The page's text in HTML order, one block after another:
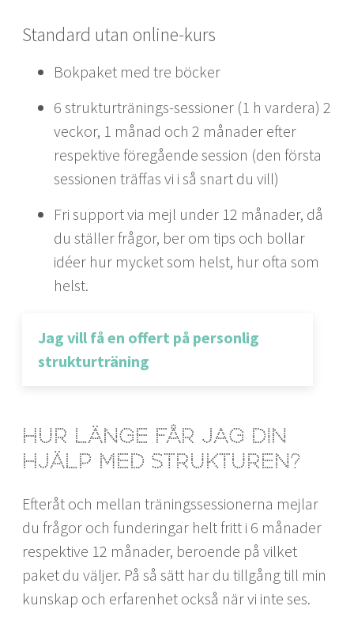
Standard utan online-kurs
Bokpaket med tre böcker
6 strukturtränings-sessioner (1 h vardera) 2
veckor, 1 månad och 2 månader efter
respektive föregående session (den första
sessionen träffas vi i så snart du vill)
Fri support via mejl under 12 månader, då
du ställer frågor, ber om tips och bollar
idéer hur mycket som helst, hur ofta som
helst.
Jag vill få en offert på personlig
strukturträning
Hur länge får jag din
hjälp med strukturen?
Efteråt och mellan träningssessionerna mejlar
du frågor och funderingar helt fritt i 6 månader
respektive 12 månader, beroende på vilket
paket du väljer. På så sätt har du tillgång till min
kunskap och erfarenhet också när vi inte ses.